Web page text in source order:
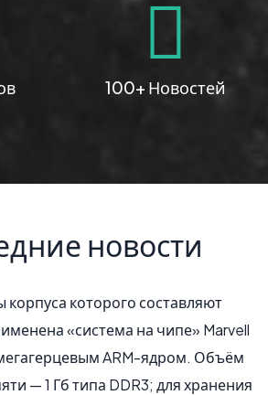
100+ Новостей
новости
смартфон со стеклянным
анонсированный компанией в
доступен и российскому
продаж состоялся 1